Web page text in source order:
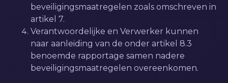
beveiligingsmaatregelen zoals omschreven in
artikel 7.
Verantwoordelijke en Verwerker kunnen
naar aanleiding van de onder artikel 8.3
benoemde rapportage samen nadere
beveiligingsmaatregelen overeenkomen.